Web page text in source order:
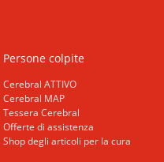
Persone colpite
Cerebral ATTIVO
Cerebral MAP
Tessera Cerebral
Offerte di assistenza
Shop degli articoli per la cura